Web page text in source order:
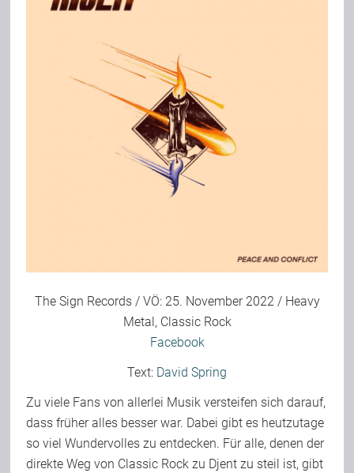
Backstage
Join Us
The Sign Records / VÖ: 25. November 2022 / Heavy
Metal, Classic Rock
Facebook
Text: David Spring
Zu viele Fans von allerlei Musik versteifen sich darauf,
dass früher alles besser war. Dabei gibt es heutzutage
so viel Wundervolles zu entdecken. Für alle, denen der
direkte Weg von Classic Rock zu Djent zu steil ist, gibt